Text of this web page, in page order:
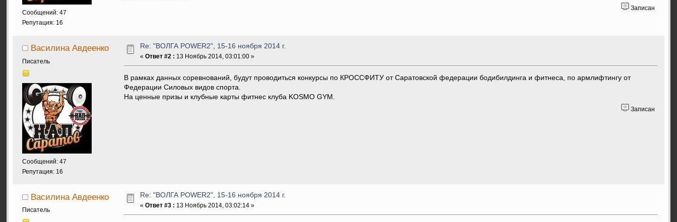
Сообщений: 47
Репутация: 16
Записан
Василина Авдеенко
Писатель
Сообщений: 47
Репутация: 16
Re: "ВОЛГА POWER2", 15-16 ноября 2014 г.
«Ответ #2 : 13 Ноябрь 2014, 03:01:00 »
В рамках данных соревнований, будут проводиться конкурсы по КРОССФИТУ от Саратовской федерации бодибилдинга и фитнеса, по армлифтингу от
Федерации Силовых видов спорта.
На ценные призы и клубные карты фитнес клуба KOSMO GYM.
Записан
Василина Авдеенко
Писатель
Re: "ВОЛГА POWER2", 15-16 ноября 2014 г.
«Ответ #3 : 13 Ноябрь 2014, 03:02:14 »